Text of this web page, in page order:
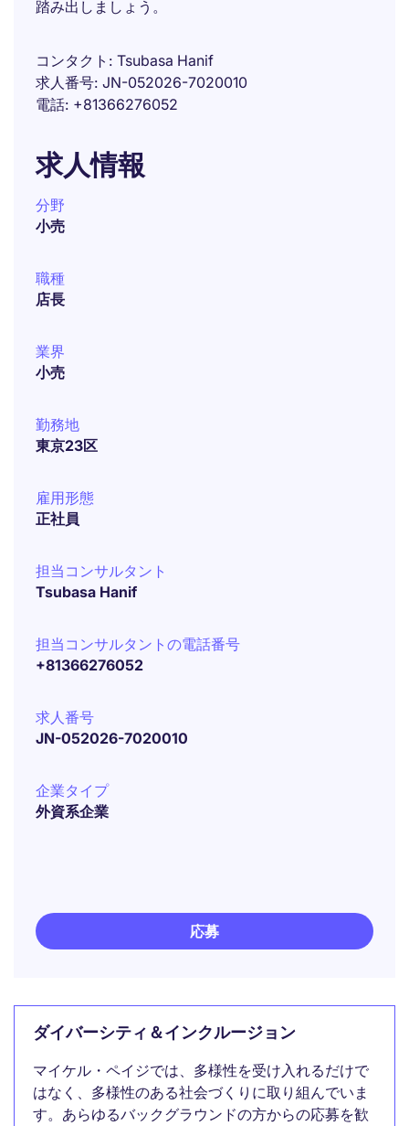
踏み出しましょう。
コンタクト
Tsubasa Hanif
求人番号 JN-052026-7020010
電話 +81366276052
求人情報
分野
小売
職種
店長
業界
小売
勤務地
東京23区
雇用形態
正社員
担当コンサルタント
Tsubasa Hanif
担当コンサルタントの電話番号
+81366276052
求人番号
JN-052026-7020010
企業タイプ
外資系企業
応募
ダイバーシティ＆インクルージョン
マイケル・ペイジでは、多様性を受け入れるだけで
はなく、多様性のある社会づくりに取り組んでいま
す。あらゆるバックグラウンドの方からの応募を歓